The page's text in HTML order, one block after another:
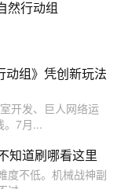
然行动组
动组》凭创新玩法
开发、巨人网络运
。7月...
知道刷哪看这里
度不低。机械战神副